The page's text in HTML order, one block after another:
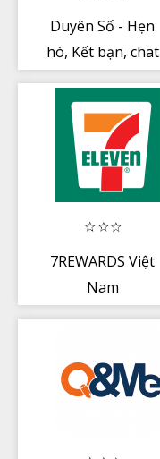
Duyên Số - Hẹn
hò, Kết bạn, chat
7REWARDS Việt
Nam